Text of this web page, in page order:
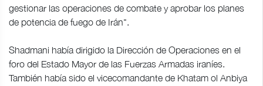
gestionar las operaciones de combate y aprobar los planes
de potencia de fuego de Irán".
Shadmani había dirigido la Dirección de Operaciones en el
foro del Estado Mayor de las Fuerzas Armadas iraníes.
También había sido el vicecomandante de Khatam ol Anbiya